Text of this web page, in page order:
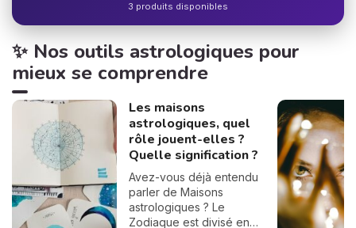
3 produits disponibles
✨ Nos outils astrologiques pour
mieux se comprendre
Les maisons
astrologiques, quel
rôle jouent-elles ?
Quelle signification ?
Avez-vous déjà entendu
parler de Maisons
astrologiques ? Le
Zodiaque est divisé en